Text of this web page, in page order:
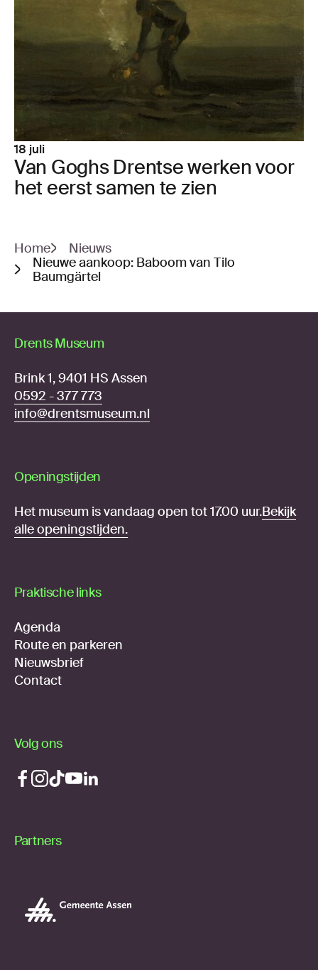
18 juli
Van Gog­hs Drent­se wer­ken voor
het eerst samen te zien
Home
Nieuws
Nieuwe aankoop: Baboom van Tilo
Baumgärtel
Drents Museum
Brink 1, 9401 HS Assen
0592 - 377 773
info@drentsmuseum.nl
Openingstijden
Het museum is vandaag open tot 17.00 uur.Bekijk
alle openingstijden.
Praktische links
Agenda
Route en parkeren
Nieuwsbrief
Contact
Volg ons
Partners